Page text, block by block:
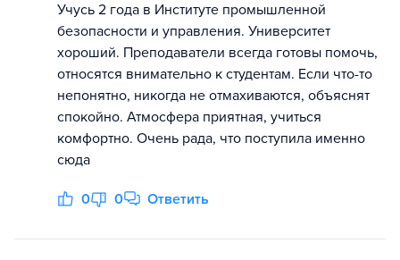
Учусь 2 года в Институте промышленной
безопасности и управления. Университет
хороший. Преподаватели всегда готовы помочь,
относятся внимательно к студентам. Если что-то
непонятно, никогда не отмахиваются, объяснят
спокойно. Атмосфера приятная, учиться
комфортно. Очень рада, что поступила именно
сюда
0 0 Ответить